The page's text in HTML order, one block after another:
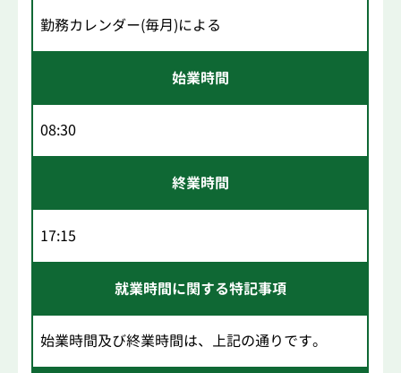
勤務カレンダー(毎月)による
始業時間
08:30
終業時間
17:15
就業時間に関する特記事項
始業時間及び終業時間は、上記の通りです。